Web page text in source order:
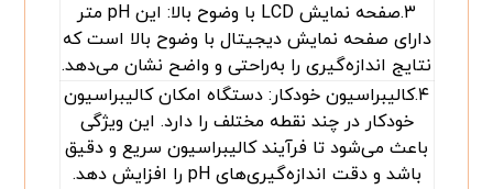
۳.صفحه نمایش LCD با وضوح بالا: این pH متر
دارای صفحه نمایش دیجیتال با وضوح بالا است که
نتایج اندازه‌گیری را به‌راحتی و واضح نشان می‌دهد.
۴.کالیبراسیون خودکار: دستگاه امکان کالیبراسیون
خودکار در چند نقطه مختلف را دارد. این ویژگی
باعث می‌شود تا فرآیند کالیبراسیون سریع و دقیق
باشد و دقت اندازه‌گیری‌های pH را افزایش دهد.